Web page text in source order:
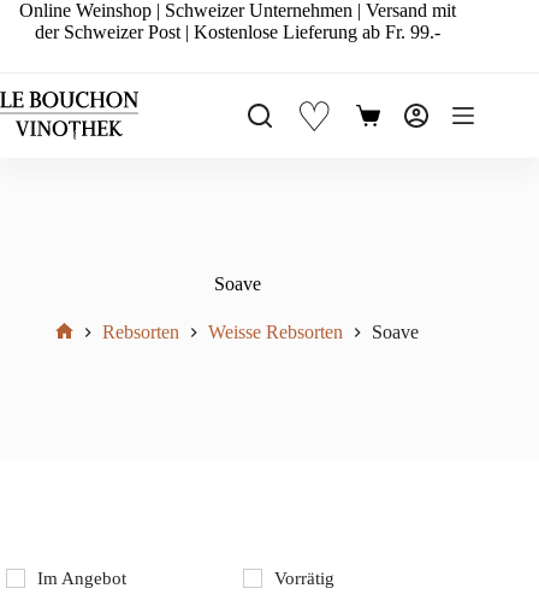
Zum
Inhalt
Online Weinshop | Schweizer Unternehmen | Versand mit
der Schweizer Post | Kostenlose Lieferung ab Fr. 99.-
♡ Warenkorb
Soave
Rebsorten Weisse Rebsorten Soave
Im Angebot Vorrätig